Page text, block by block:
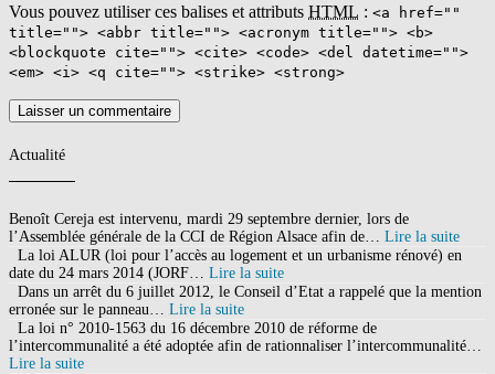
Vous pouvez utiliser ces balises et attributs HTML : <a href=""
title=""> <abbr title=""> <acronym title=""> <b>
<blockquote cite=""> <cite> <code> <del datetime="">
<em> <i> <q cite=""> <strike> <strong>
Actualité
Benoît Cereja est intervenu, mardi 29 septembre dernier, lors de
l’Assemblée générale de la CCI de Région Alsace afin de… Lire la suite
La loi ALUR (loi pour l’accès au logement et un urbanisme rénové) en
date du 24 mars 2014 (JORF… Lire la suite
Dans un arrêt du 6 juillet 2012, le Conseil d’Etat a rappelé que la mention
erronée sur le panneau… Lire la suite
La loi n° 2010-1563 du 16 décembre 2010 de réforme de
l’intercommunalité a été adoptée afin de rationnaliser l’intercommunalité…
Lire la suite